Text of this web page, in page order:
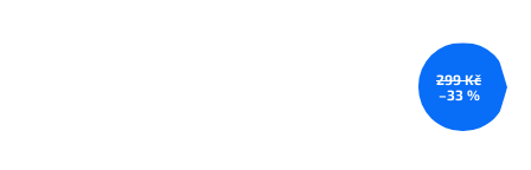
299 Kč
–33 %